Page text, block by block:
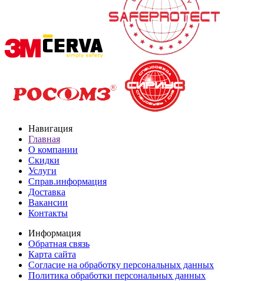
Навигация
Главная
О компании
Скидки
Услуги
Справ.информация
Доставка
Вакансии
Контакты
Информация
Обратная связь
Карта сайта
Согласие на обработку персональных данных
Политика обработки персональных данных